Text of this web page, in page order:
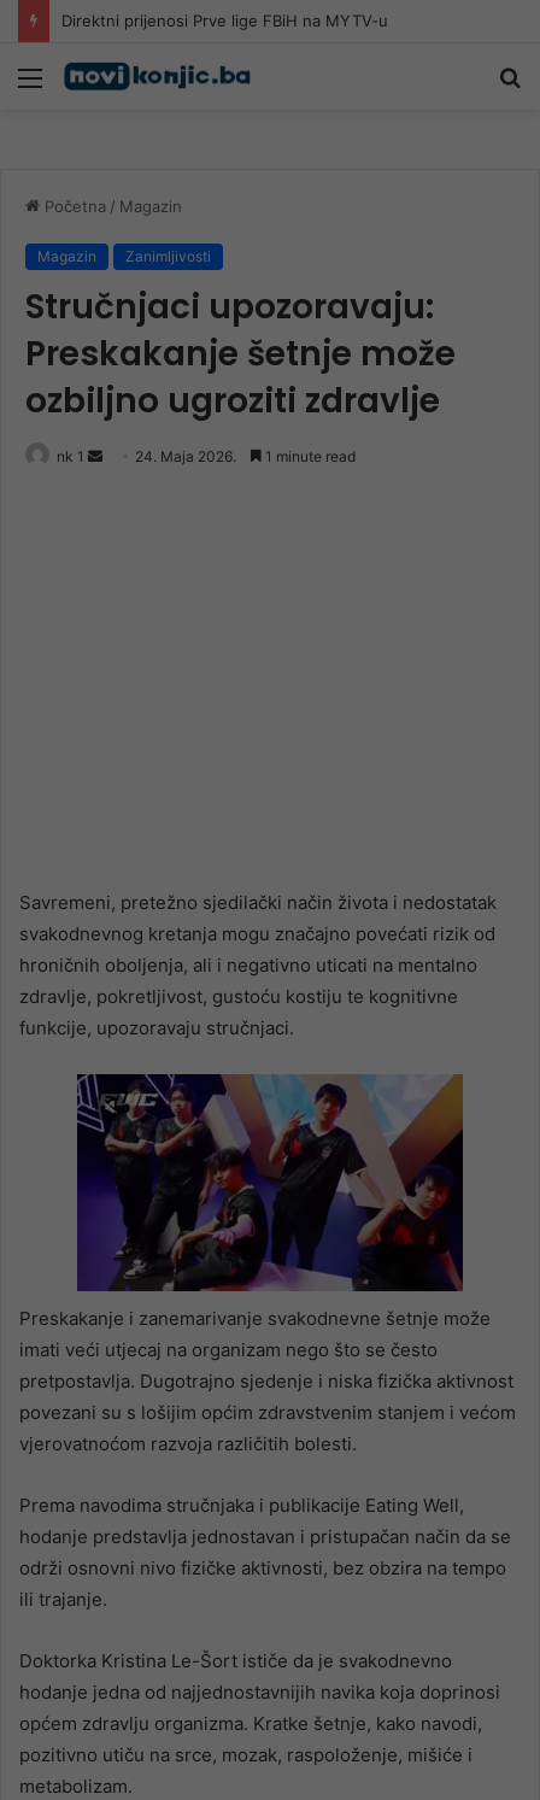
Direktni prijenosi Prve lige FBiH na MYTV-u
Meni
Početna / Magazin
Magazin Zanimljivosti
Stručnjaci upozoravaju:
Preskakanje šetnje može
ozbiljno ugroziti zdravlje
nk 1
Send 24. Maja 2026. 1 minute read
Savremeni, pretežno sjedilački način života i nedostatak
svakodnevnog kretanja mogu značajno povećati rizik od
hroničnih oboljenja, ali i negativno uticati na mentalno
zdravlje, pokretljivost, gustoću kostiju te kognitivne
funkcije, upozoravaju stručnjaci.
Preskakanje i zanemarivanje svakodnevne šetnje može
imati veći utjecaj na organizam nego što se često
pretpostavlja. Dugotrajno sjedenje i niska fizička aktivnost
povezani su s lošijim općim zdravstvenim stanjem i većom
vjerovatnoćom razvoja različitih bolesti.
Prema navodima stručnjaka i publikacije Eating Well,
hodanje predstavlja jednostavan i pristupačan način da se
održi osnovni nivo fizičke aktivnosti, bez obzira na tempo
ili trajanje.
Doktorka Kristina Le-Šort ističe da je svakodnevno
hodanje jedna od najjednostavnijih navika koja doprinosi
općem zdravlju organizma. Kratke šetnje, kako navodi,
pozitivno utiču na srce, mozak, raspoloženje, mišiće i
metabolizam.